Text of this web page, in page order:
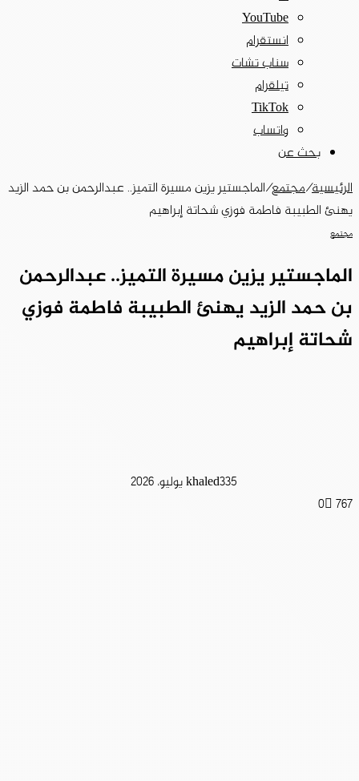
‫YouTube
انستقرام
سناب تشات
تيلقرام
‫TikTok
واتساب
بحث عن
الرئيسية/مجتمع/الماجستير يزين مسيرة التميز.. عبدالرحمن بن حمد الزيد
يهنئ الطبيبة فاطمة فوزي شحاتة إبراهيم
مجتمع
الماجستير يزين مسيرة التميز.. عبدالرحمن
بن حمد الزيد يهنئ الطبيبة فاطمة فوزي
شحاتة إبراهيم
khaled335 يوليو، 2026
0 767